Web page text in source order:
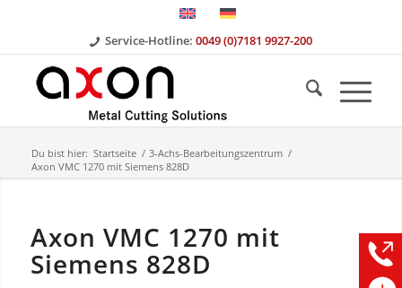
Service-Hotline:0049 (0)7181 9927-200
Du bist hier: Startseite / 3-Achs-Bearbeitungszentrum /
Axon VMC 1270 mit Siemens 828D
Axon VMC 1270 mit
Siemens 828D